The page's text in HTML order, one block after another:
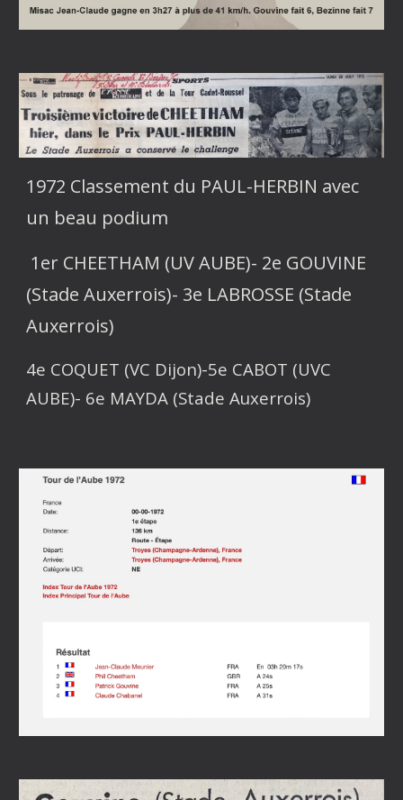
1972 Classement du PAUL-HERBIN avec
un beau podium
1er CHEETHAM (UV AUBE)- 2e GOUVINE
(Stade Auxerrois)- 3e LABROSSE (Stade
Auxerrois)
4e COQUET (VC Dijon)-5e CABOT (UVC
AUBE)- 6e MAYDA (Stade Auxerrois)